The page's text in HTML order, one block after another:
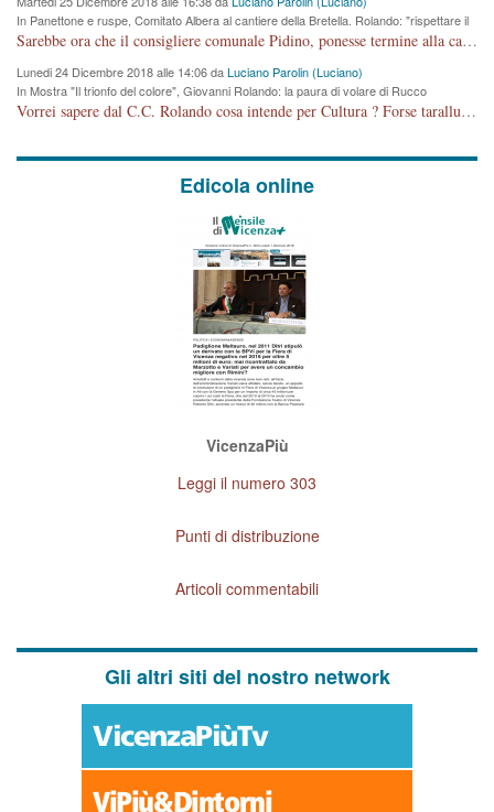
In Panettone e ruspe, Comitato Albera al cantiere della Bretella. Rolando: "rispettare il
cronoprogramma"
Sarebbe ora che il consigliere comunale Pidino, ponesse termine alla campagna elettorale nel territorio del suo seggio Villaggio del Sole. La tiraca è iniziata, distruggerà 6 km di prateria ovest della città, ricca di fonti e sorgenti d'acqua. I cittadini di Maddalene non avranno più Pace la notte. Molta colpa per la costruzione di questa Strada è proprio del signor Rolando,dei suoi gazebo mobili e che vuol far passare questa opera VANDALICA come progetto "utile" a chi ? Non è cosa seria sig. Rolando!
Lunedi 24 Dicembre 2018 alle 14:06 daLuciano Parolin (Luciano)
In Mostra "Il trionfo del colore", Giovanni Rolando: la paura di volare di Rucco
Vorrei sapere dal C.C. Rolando cosa intende per Cultura ? Forse tarallucci, vino e sagre, o spaghetti tricolori del PD ? Il continuo (s)parlare della mostra a Palazzo Chiericati caro consigliere DANNEGGIA FORTEMENTE l'immagine della città TUTTA e fa deviare i consensi che in RUSSIA (badi bene ex U.R.S.S.) sono ECCELLENTI. A livello artistico l'evento è di alta Valenza culturale, COMPITO di Tutta la Cittadinanza fare il possibile per propagandare l'iniziativa senza farne UN CASO PARTITICO come fa Lei da sempre. Meno Gazebo + Partecipazione! E così sia. Amen.
Edicola online
VicenzaPiù
Leggi il numero 303
Punti di distribuzione
Articoli commentabili
Gli altri siti del nostro network